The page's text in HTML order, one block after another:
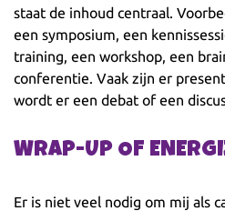
staat de inhoud centraal.
een symposium, een
training, een workshop, een
conferentie. Vaak zijn er
wordt er een debat of een
WRAP-UP OF
Er is niet veel nodig om mij als